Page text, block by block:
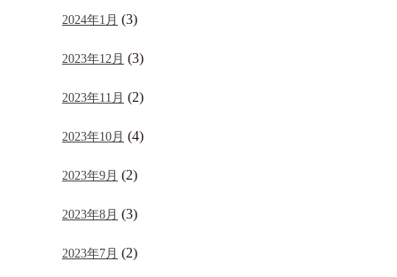
2024年1月 (3)
2023年12月 (3)
2023年11月 (2)
2023年10月 (4)
2023年9月 (2)
2023年8月 (3)
2023年7月 (2)